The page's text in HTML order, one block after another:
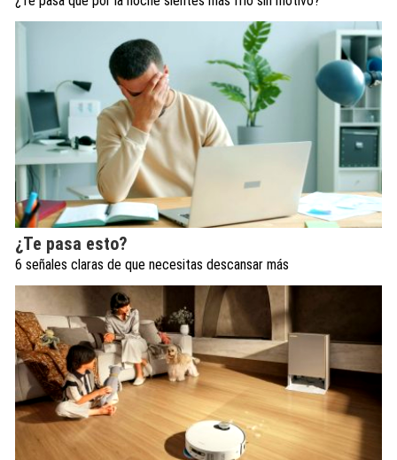
¿Te pasa esto?
6 señales claras de que necesitas descansar más